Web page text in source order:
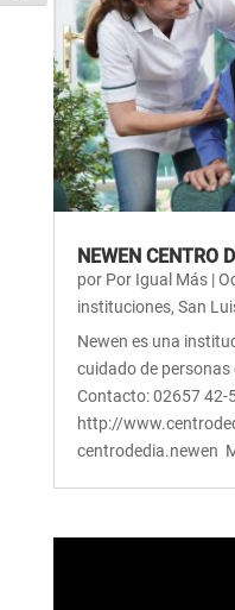
NEWEN CENTRO
por Por Igual Más|
instituciones, San
Newen es una
cuidado de
Contacto: 02657 42-
http://
centrodedia.newen